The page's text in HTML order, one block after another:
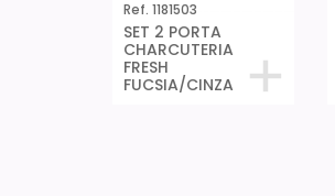
Ref. 1181503
SET 2 PORTA
CHARCUTERIA
FRESH
FUCSIA/CINZA